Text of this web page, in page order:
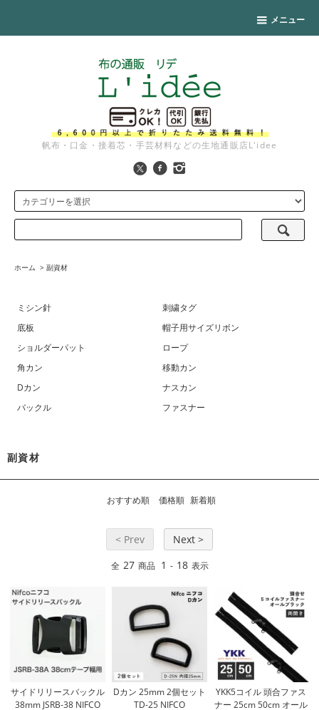
メニュー
帆布・口金・接着芯・手芸材料などの生地通販店L'idee
ホーム > 副資材
ミシン針
刺繍タグ
底板
帽子用サイズリボン
ショルダーパット
ロープ
角カン
移動カン
Dカン
ナスカン
バックル
ファスナー
副資材
おすすめ順 価格順 新着順
< Prev Next >
全 27 商品 1 - 18 表示
サイドリリースバックル
38mm JSRB-38 NIFCO
Dカン 25mm 2個セット
TD-25 NIFCO
YKK5コイル 頭合ファス
ナー 25cm 50cm オール